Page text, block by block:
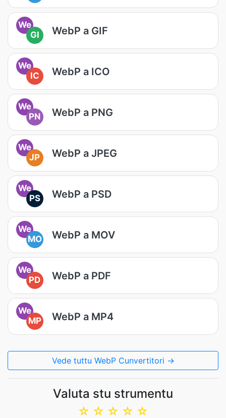
We
GI
WebP a GIF
We
IC
WebP a ICO
We
PN
WebP a PNG
We
JP
WebP a JPEG
We
PS
WebP a PSD
We
MO
WebP a MOV
We
PD
WebP a PDF
We
MP
WebP a MP4
Vede tuttu WebP Cunvertitori →
Valuta stu strumentu
☆
☆
☆
☆
☆